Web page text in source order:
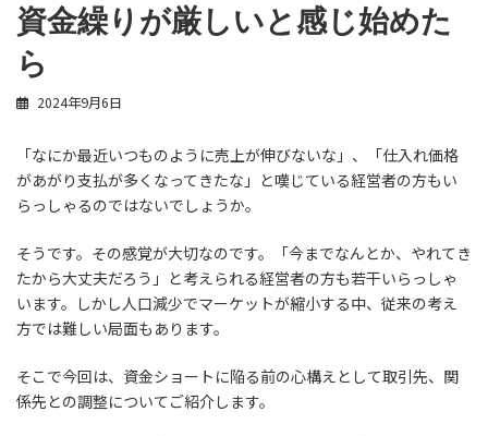
資金繰りが厳しいと感じ始めた
ら
2024年9月6日
「なにか最近いつものように売上が伸びないな」、「仕入れ価格
があがり支払が多くなってきたな」と嘆じている経営者の方もい
らっしゃるのではないでしょうか。
そうです。その感覚が大切なのです。「今までなんとか、やれてき
たから大丈夫だろう」と考えられる経営者の方も若干いらっしゃ
います。しかし人口減少でマーケットが縮小する中、従来の考え
方では難しい局面もあります。
そこで今回は、資金ショートに陥る前の心構えとして取引先、関
係先との調整についてご紹介します。